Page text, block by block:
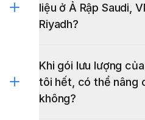
liệu ở Ả Rập Saudi,
Riyadh?
Khi gói lưu lượng
tôi hết, có thể nâng
không?